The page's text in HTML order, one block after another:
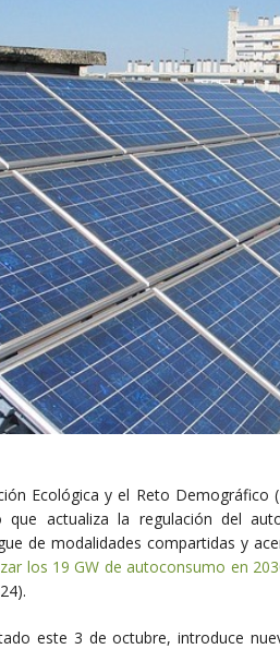
Ecológica y el Reto Demográfico
que actualiza la regulación del
de modalidades compartidas y
los 19 GW de autoconsumo en
este 3 de octubre, introduce